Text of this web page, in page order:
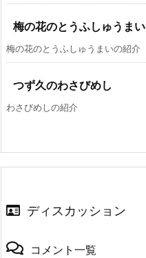
梅の花のとうふしゅうまい
梅の花のとうふしゅうまいの紹介
つず久のわさびめし
わさびめしの紹介
ディスカッション
コメント一覧